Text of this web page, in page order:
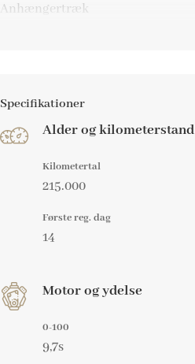
Anhængertræk
Specifikationer
Alder og kilometerstand
Kilometertal
215.000
Første reg. dag
14
Motor og ydelse
0-100
9,7s